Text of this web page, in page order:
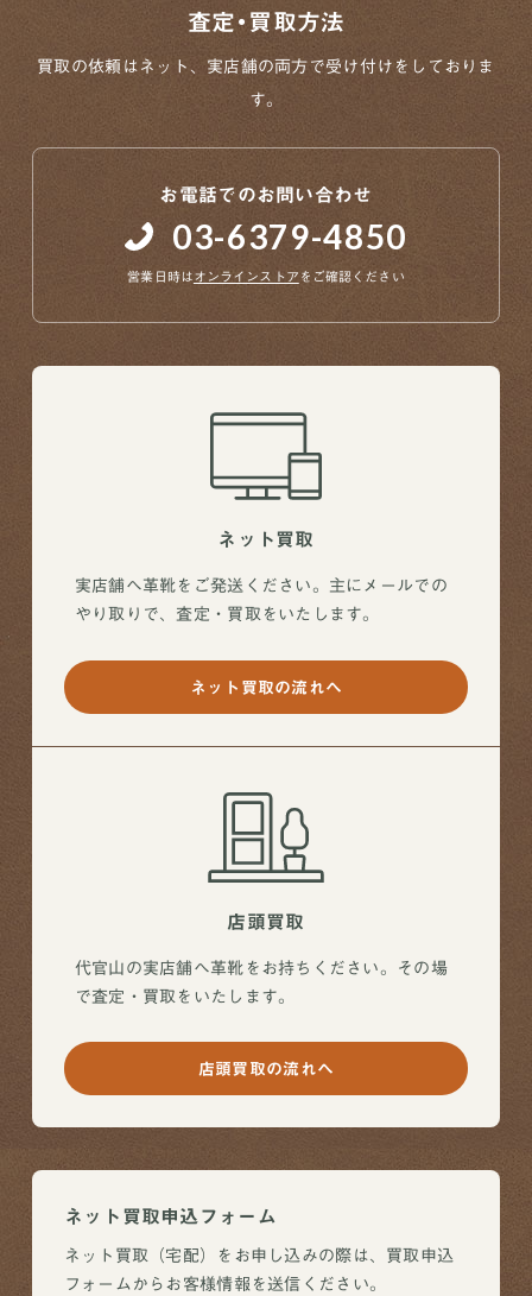
査定・買取方法
買取の依頼はネット、実店舗の両方で受け付けをしておりま
す。
お電話でのお問い合わせ
03-6379-4850
営業日時はオンラインストア をご確認ください
ネット買取
実店舗へ革靴をご発送ください。主にメールでの
やり取りで、査定・買取をいたします。
ネット買取の流れへ
店頭買取
代官山の実店舗へ革靴をお持ちください。その場
で査定・買取をいたします。
店頭買取の流れへ
ネット買取申込フォーム
ネット買取（宅配）をお申し込みの際は、買取申込
フォームからお客様情報を送信ください。